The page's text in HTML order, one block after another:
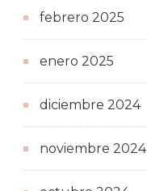
febrero 2025
enero 2025
diciembre 2024
noviembre 2024